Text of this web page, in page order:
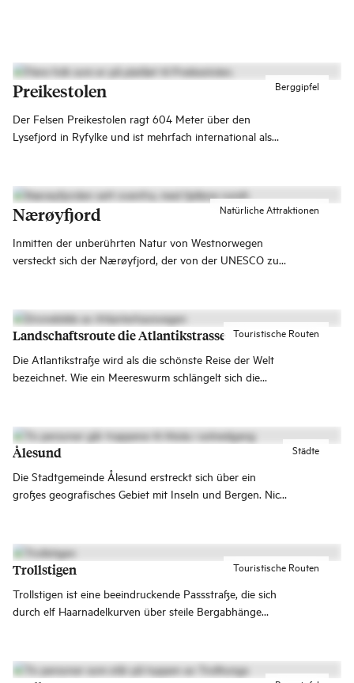
Berggipfel
Preikestolen
Der Felsen Preikestolen ragt 604 Meter über den
Lysefjord in Ryfylke und ist mehrfach international als
Norwegen besuchen?
Natürliche Attraktionen
Nærøyfjord
Inmitten der unberührten Natur von Westnorwegen
versteckt sich der Nærøyfjord, der von der UNESCO zum
Touristische Routen
Landschaftsroute die Atlantikstrasse
Die Atlantikstraße wird als die schönste Reise der Welt
bezeichnet. Wie ein Meereswurm schlängelt sich die
Städte
Ålesund
Die Stadtgemeinde Ålesund erstreckt sich über ein
großes geografisches Gebiet mit Inseln und Bergen. Nicht
Giske, wo unter anderem der Leuchtturm Alnes Fyr und
die schönen Strände von Vigra die Menschen anzieht.Touristische Routen
Trollstigen
Trollstigen ist eine beeindruckende Passstraße, die sich
durch elf Haarnadelkurven über steile Bergabhänge